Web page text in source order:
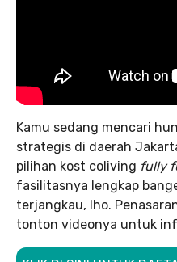
Kamu sedang mencari
strategis di daerah
pilihan kost coliving fully
fasilitasnya lengkap
terjangkau, lho.
tonton videonya untuk